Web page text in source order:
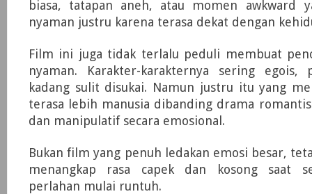
biasa, tatapan aneh, atau momen awkward
nyaman justru karena terasa dekat dengan
Film ini juga tidak terlalu peduli membuat
nyaman. Karakter-karakternya sering egois,
kadang sulit disukai. Namun justru itu yang
terasa lebih manusia dibanding drama
dan manipulatif secara emosional.
Bukan film yang penuh ledakan emosi besar,
menangkap rasa capek dan kosong saat
perlahan mulai runtuh.